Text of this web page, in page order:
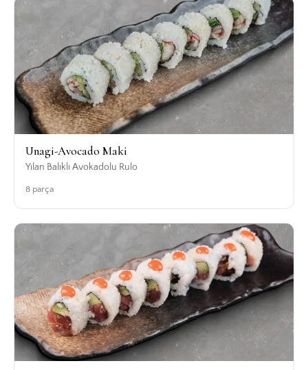
Unagi-Avocado Maki
Yılan Balıklı Avokadolu Rulo
8 parça